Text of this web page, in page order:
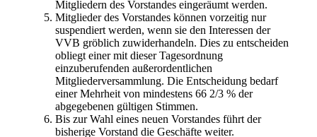
Mitgliedern des Vorstandes eingeräumt werden.
Mitglieder des Vorstandes können vorzeitig nur
suspendiert werden, wenn sie den Interessen der
VVB gröblich zuwiderhandeln. Dies zu entscheiden
obliegt einer mit dieser Tagesordnung
einzuberufenden außerordentlichen
Mitgliederversammlung. Die Entscheidung bedarf
einer Mehrheit von mindestens 66 2/3 % der
abgegebenen gültigen Stimmen.
Bis zur Wahl eines neuen Vorstandes führt der
bisherige Vorstand die Geschäfte weiter.